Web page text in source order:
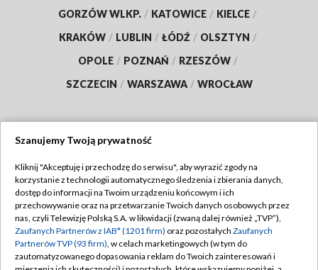
GORZÓW WLKP. / KATOWICE / KIELCE /
KRAKÓW / LUBLIN / ŁÓDŹ / OLSZTYN /
OPOLE / POZNAŃ / RZESZÓW /
SZCZECIN / WARSZAWA / WROCŁAW
TVP
Abonament TVP
Emisja w TVP
Centrum informacji TVP
Regulamin TVP
Polityka prywatności
Moje zgody
Szanujemy Twoją prywatność
Kliknij "Akceptuję i przechodzę do serwisu", aby wyrazić zgody na
korzystanie z technologii automatycznego śledzenia i zbierania danych,
dostęp do informacji na Twoim urządzeniu końcowym i ich
przechowywanie oraz na przetwarzanie Twoich danych osobowych przez
nas, czyli Telewizję Polską S.A. w likwidacji (zwaną dalej również „TVP”),
Zaufanych Partnerów z IAB* (1201 firm) oraz pozostałych Zaufanych
Partnerów TVP (93 firm), w celach marketingowych (w tym do
zautomatyzowanego dopasowania reklam do Twoich zainteresowań i